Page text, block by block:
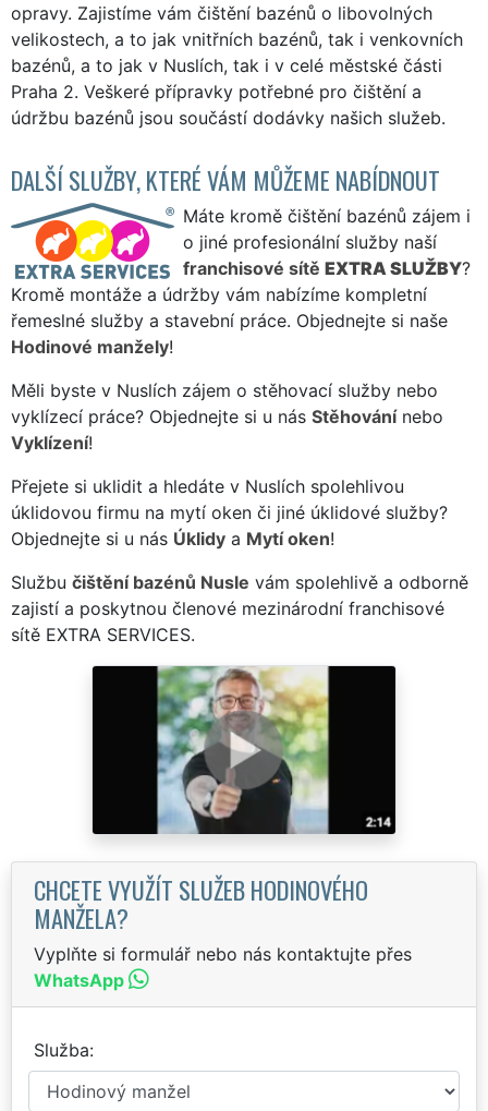
opravy. Zajistíme vám čištění bazénů o libovolných
velikostech, a to jak vnitřních bazénů, tak i venkovních
bazénů, a to jak v Nuslích, tak i v celé městské části
Praha 2. Veškeré přípravky potřebné pro čištění a
údržbu bazénů jsou součástí dodávky našich služeb.
DALŠÍ SLUŽBY, KTERÉ VÁM MŮŽEME NABÍDNOUT
Máte kromě čištění bazénů zájem i
o jiné profesionální služby naší
franchisové sítě EXTRA SLUŽBY?
Kromě montáže a údržby vám nabízíme kompletní
řemeslné služby a stavební práce. Objednejte si naše
Hodinové manžely!
Měli byste v Nuslích zájem o stěhovací služby nebo
vyklízecí práce? Objednejte si u nás Stěhovánínebo
Vyklízení!
Přejete si uklidit a hledáte v Nuslích spolehlivou
úklidovou firmu na mytí oken či jiné úklidové služby?
Objednejte si u nás Úklidy a Mytí oken!
Službu čištění bazénů Nusle vám spolehlivě a odborně
zajistí a poskytnou členové mezinárodní franchisové
sítě EXTRA SERVICES.
CHCETE VYUŽÍT SLUŽEB HODINOVÉHO
MANŽELA?
Vyplňte si formulář nebo nás kontaktujte přes
WhatsApp
Služba